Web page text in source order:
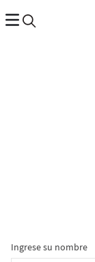
Ingrese su nombre